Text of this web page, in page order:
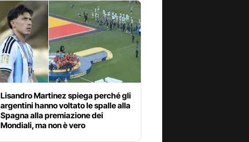
Lisandro Martinez spiega perché gli
argentini hanno voltato le spalle alla
Spagna alla premiazione dei
Mondiali, ma non è vero